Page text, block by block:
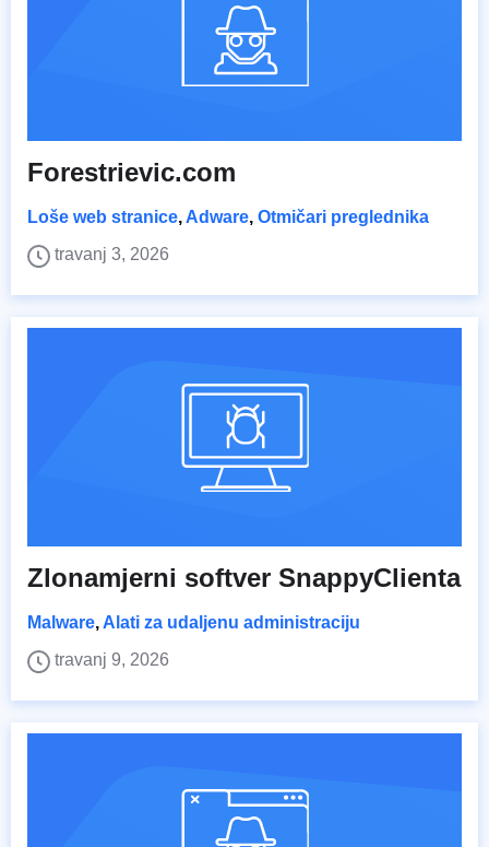
Forestrievic.com
Loše web stranice, Adware, Otmičari preglednika
travanj 3, 2026
Zlonamjerni softver SnappyClienta
Malware, Alati za udaljenu administraciju
travanj 9, 2026